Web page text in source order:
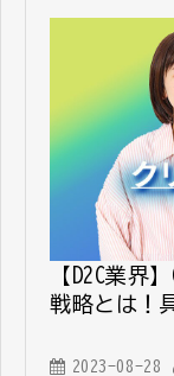
【D2C業界
戦略とは！
2023-08-28